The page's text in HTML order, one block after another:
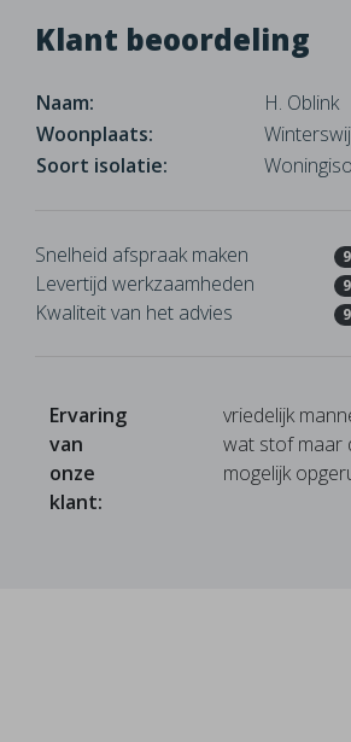
Klant beoordeling
Naam:
H. Oblink
Woonplaats:
Soort isolatie:
Snelheid afspraak maken 9
Levertijd werkzaamheden 9
Kwaliteit van het advies 9
Ervaring
van
onze
klant:
vriedelijk
wat stof maar
mogelijk